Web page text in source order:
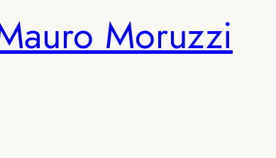
Moruzzi